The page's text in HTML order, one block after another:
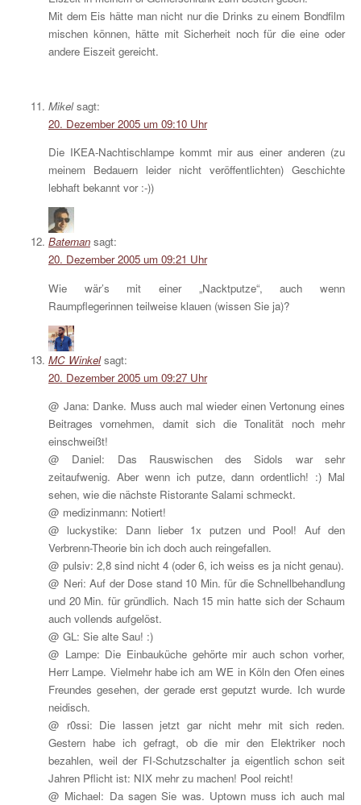
Mit dem Eis hätte man nicht nur die Drinks zu einem Bondfilm
mischen können, hätte mit Sicherheit noch für die eine oder
andere Eiszeit gereicht.
Mikel sagt:
20. Dezember 2005 um 09:10 Uhr
Die IKEA-Nachtischlampe kommt mir aus einer anderen (zu
meinem Bedauern leider nicht veröffentlichten) Geschichte
lebhaft bekannt vor :-))
Bateman sagt:
20. Dezember 2005 um 09:21 Uhr
Wie wär’s mit einer „Nacktputze“, auch wenn
Raumpflegerinnen teilweise klauen (wissen Sie ja)?
MC Winkel sagt:
20. Dezember 2005 um 09:27 Uhr
@ Jana: Danke. Muss auch mal wieder einen Vertonung eines
Beitrages vornehmen, damit sich die Tonalität noch mehr
einschweißt!
@ Daniel: Das Rauswischen des Sidols war sehr
zeitaufwenig. Aber wenn ich putze, dann ordentlich! :) Mal
sehen, wie die nächste Ristorante Salami schmeckt.
@ medizinmann: Notiert!
@ luckystike: Dann lieber 1x putzen und Pool! Auf den
Verbrenn-Theorie bin ich doch auch reingefallen.
@ pulsiv: 2,8 sind nicht 4 (oder 6, ich weiss es ja nicht genau).
@ Neri: Auf der Dose stand 10 Min. für die Schnellbehandlung
und 20 Min. für gründlich. Nach 15 min hatte sich der Schaum
auch vollends aufgelöst.
@ GL: Sie alte Sau! :)
@ Lampe: Die Einbauküche gehörte mir auch schon vorher,
Herr Lampe. Vielmehr habe ich am WE in Köln den Ofen eines
Freundes gesehen, der gerade erst geputzt wurde. Ich wurde
neidisch.
@ r0ssi: Die lassen jetzt gar nicht mehr mit sich reden.
Gestern habe ich gefragt, ob die mir den Elektriker noch
bezahlen, weil der FI-Schutzschalter ja eigentlich schon seit
Jahren Pflicht ist: NIX mehr zu machen! Pool reicht!
@ Michael: Da sagen Sie was. Uptown muss ich auch mal